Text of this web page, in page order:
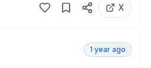
X
1 year ago